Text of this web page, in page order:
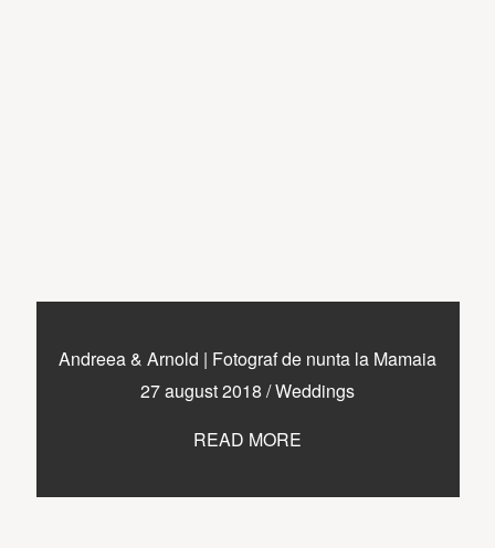
Andreea & Arnold | Fotograf de nunta la Mamaia
27 august 2018 /Weddings
READ MORE